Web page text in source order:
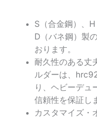
S（合金鋼）、H
D（バネ鋼）製
おります。
耐久性のある丈
ルダーは、
り、ヘビーデュ
信頼性を保証し
カスタマイズ・